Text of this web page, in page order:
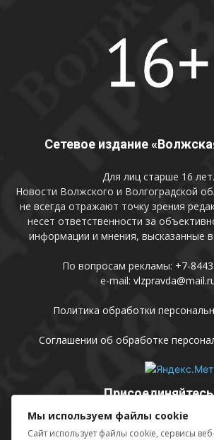
Сетевое издание
Для лиц старше 16 лет.
Новости Волжского и Волгоградской
не всегда отражают точку зрения
несет ответственности за
информации и мнения, высказанные
По вопросам рекламы: +7-
e-mail:
Политика обработки
Соглашении об обработке
Присоединяйтесь
Мы используем файлы cookie
Сайт использует файлы cookie, сервисы